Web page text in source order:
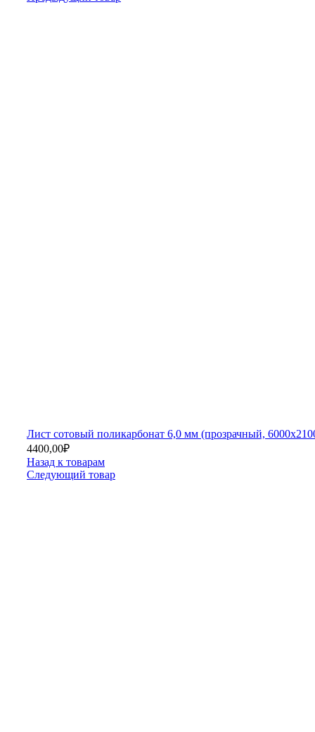
Лист сотовый поликарбонат 6,0 мм (прозрачный,
4400,00₽
Назад к товарам
Следующий товар